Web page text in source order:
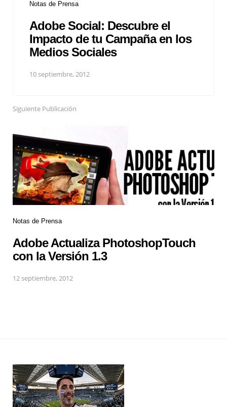
Notas de Prensa
Adobe Social: Descubre el
Impacto de tu Campaña en los
Medios Sociales
10 septiembre, 2012
Siguiente Publicación
Notas de Prensa
Adobe Actualiza PhotoshopTouch
con la Versión 1.3
12 septiembre, 2012